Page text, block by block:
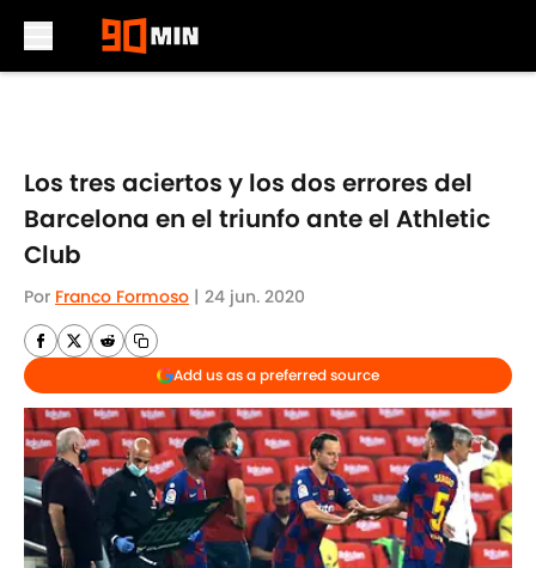
Los tres aciertos y los dos errores del
Barcelona en el triunfo ante el Athletic
Club
Por Franco Formoso | 24 jun. 2020
Add us as a preferred source